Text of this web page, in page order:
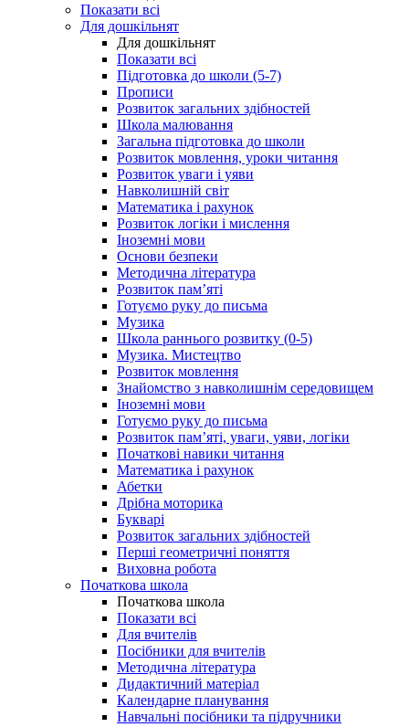
Показати всі
Для дошкільнят
Для дошкільнят
Показати всі
Підготовка до школи (5-7)
Прописи
Розвиток загальних здібностей
Школа малювання
Загальна підготовка до школи
Розвиток мовлення, уроки читання
Розвиток уваги і уяви
Навколишній світ
Математика і рахунок
Розвиток логіки і мислення
Іноземні мови
Основи безпеки
Методична література
Розвиток пам’яті
Готуємо руку до письма
Музика
Школа раннього розвитку (0-5)
Музика. Мистецтво
Розвиток мовлення
Знайомство з навколишнім середовищем
Іноземні мови
Готуємо руку до письма
Розвиток пам’яті, уваги, уяви, логіки
Початкові навики читання
Математика і рахунок
Абетки
Дрібна моторика
Букварі
Розвиток загальних здібностей
Перші геометричні поняття
Виховна робота
Початкова школа
Початкова школа
Показати всі
Для вчителів
Посібники для вчителів
Методична література
Дидактичний матеріал
Календарне планування
Навчальні посібники та підручники